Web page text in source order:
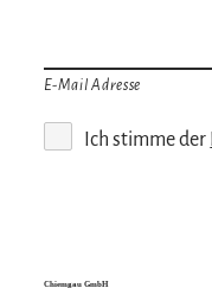
E-Mail Adresse
Ich stimme der
Chiemgau GmbH